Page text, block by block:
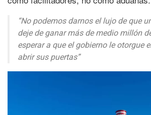
“No podemos darnos el lujo de que
deje de ganar más de medio millón
esperar a que el gobierno le otorgue
abrir sus puertas”